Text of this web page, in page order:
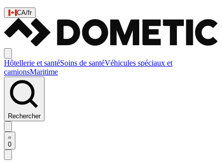
CA/fr
Hôtellerie et santéSoins de santéVéhicules spéciaux et
camionsMaritime
Rechercher
0